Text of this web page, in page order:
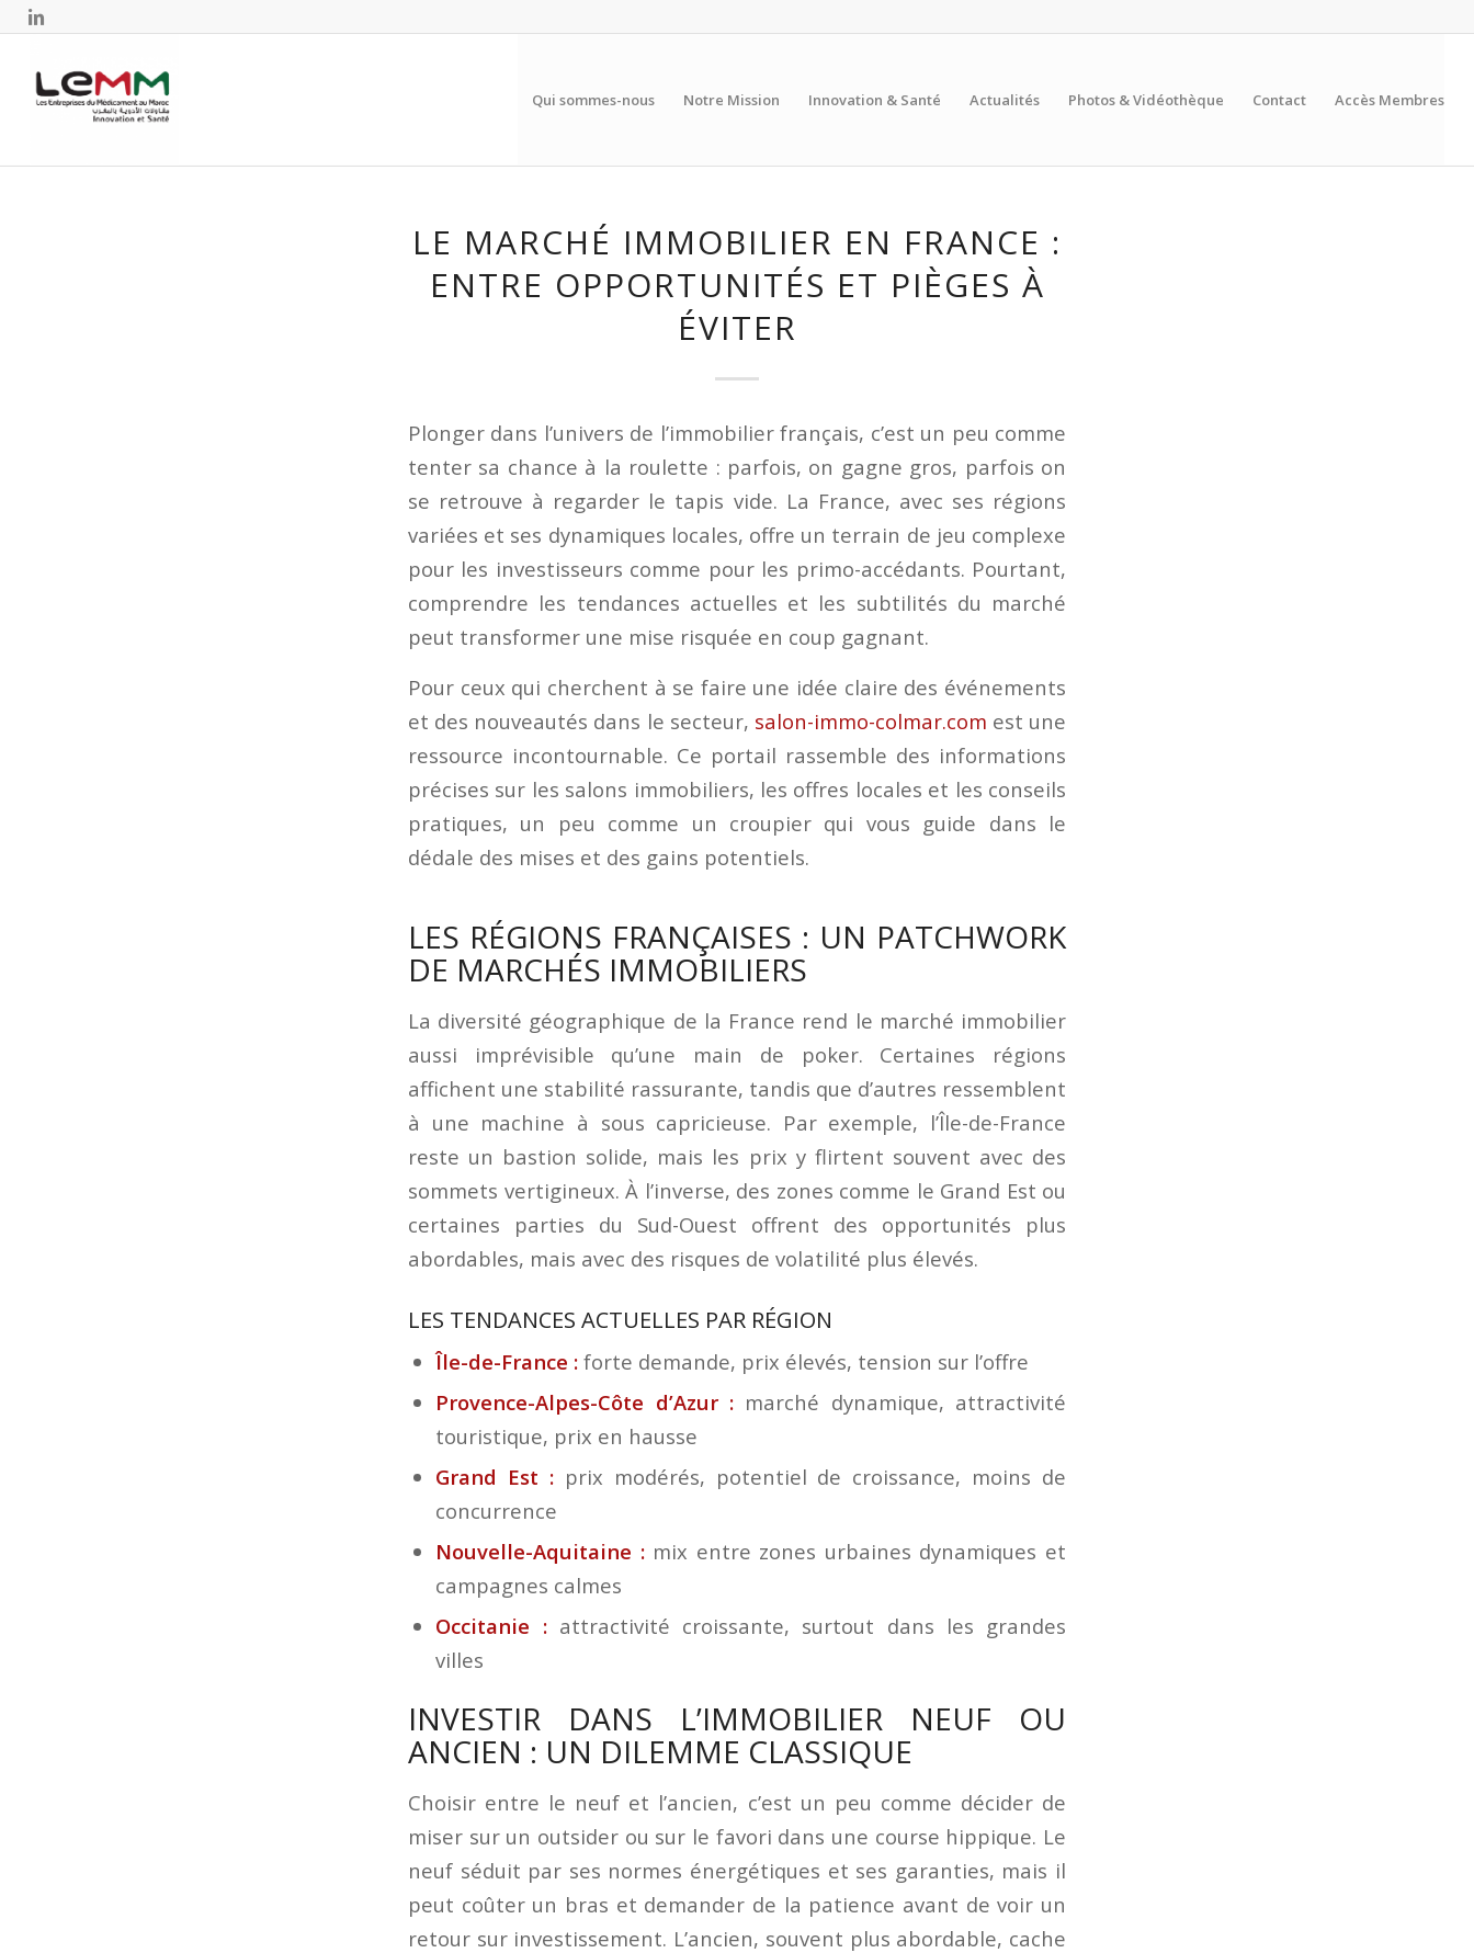
Qui sommes-nous Notre Mission Innovation & Santé Actualités Photos & Vidéothèque Contact Accès Membres
LE MARCHÉ IMMOBILIER EN FRANCE :
ENTRE OPPORTUNITÉS ET PIÈGES À
ÉVITER
Plonger dans l’univers de l’immobilier français, c’est un peu comme
tenter sa chance à la roulette : parfois, on gagne gros, parfois on
se retrouve à regarder le tapis vide. La France, avec ses régions
variées et ses dynamiques locales, offre un terrain de jeu complexe
pour les investisseurs comme pour les primo-accédants. Pourtant,
comprendre les tendances actuelles et les subtilités du marché
peut transformer une mise risquée en coup gagnant.
Pour ceux qui cherchent à se faire une idée claire des événements
et des nouveautés dans le secteur, salon-immo-colmar.com est une
ressource incontournable. Ce portail rassemble des informations
précises sur les salons immobiliers, les offres locales et les conseils
pratiques, un peu comme un croupier qui vous guide dans le
dédale des mises et des gains potentiels.
LES RÉGIONS FRANÇAISES : UN PATCHWORK
DE MARCHÉS IMMOBILIERS
La diversité géographique de la France rend le marché immobilier
aussi imprévisible qu’une main de poker. Certaines régions
affichent une stabilité rassurante, tandis que d’autres ressemblent
à une machine à sous capricieuse. Par exemple, l’Île-de-France
reste un bastion solide, mais les prix y flirtent souvent avec des
sommets vertigineux. À l’inverse, des zones comme le Grand Est ou
certaines parties du Sud-Ouest offrent des opportunités plus
abordables, mais avec des risques de volatilité plus élevés.
LES TENDANCES ACTUELLES PAR RÉGION
Île-de-France : forte demande, prix élevés, tension sur l’offre
Provence-Alpes-Côte d’Azur : marché dynamique, attractivité
touristique, prix en hausse
Grand Est : prix modérés, potentiel de croissance, moins de
concurrence
Nouvelle-Aquitaine :mix entre zones urbaines dynamiques et
campagnes calmes
Occitanie :attractivité croissante, surtout dans les grandes
villes
INVESTIR DANS L’IMMOBILIER NEUF OU
ANCIEN : UN DILEMME CLASSIQUE
Choisir entre le neuf et l’ancien, c’est un peu comme décider de
miser sur un outsider ou sur le favori dans une course hippique. Le
neuf séduit par ses normes énergétiques et ses garanties, mais il
peut coûter un bras et demander de la patience avant de voir un
retour sur investissement. L’ancien, souvent plus abordable, cache